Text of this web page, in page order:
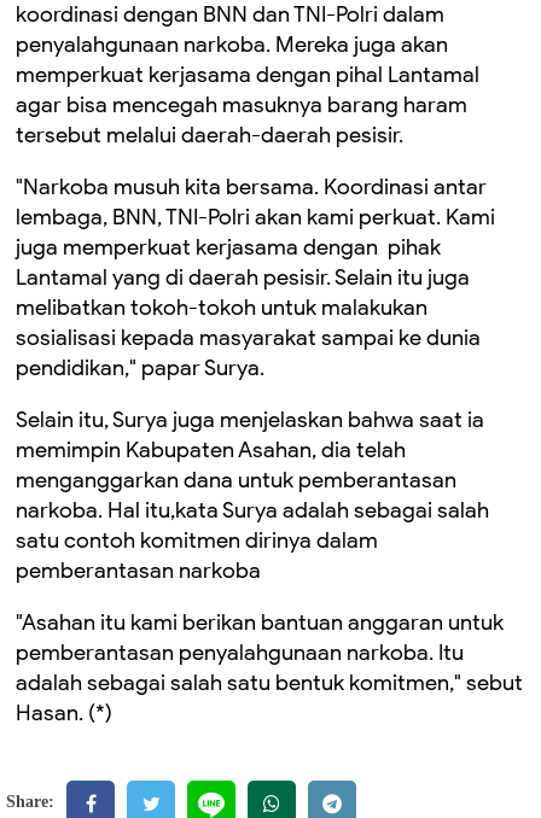
koordinasi dengan BNN dan TNI-Polri dalam
penyalahgunaan narkoba. Mereka juga akan
memperkuat kerjasama dengan pihal Lantamal
agar bisa mencegah masuknya barang haram
tersebut melalui daerah-daerah pesisir.
"Narkoba musuh kita bersama. Koordinasi antar
lembaga, BNN, TNI-Polri akan kami perkuat. Kami
juga memperkuat kerjasama dengan pihak
Lantamal yang di daerah pesisir. Selain itu juga
melibatkan tokoh-tokoh untuk malakukan
sosialisasi kepada masyarakat sampai ke dunia
pendidikan," papar Surya.
Selain itu, Surya juga menjelaskan bahwa saat ia
memimpin Kabupaten Asahan, dia telah
menganggarkan dana untuk pemberantasan
narkoba. Hal itu,kata Surya adalah sebagai salah
satu contoh komitmen dirinya dalam
pemberantasan narkoba
"Asahan itu kami berikan bantuan anggaran untuk
pemberantasan penyalahgunaan narkoba. Itu
adalah sebagai salah satu bentuk komitmen," sebut
Hasan. (*)
Share: